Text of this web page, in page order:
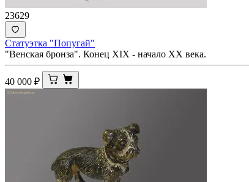
23629
Статуэтка "Попугай"
"Венская бронза". Конец XIX - начало ХХ века.
40 000 ₽